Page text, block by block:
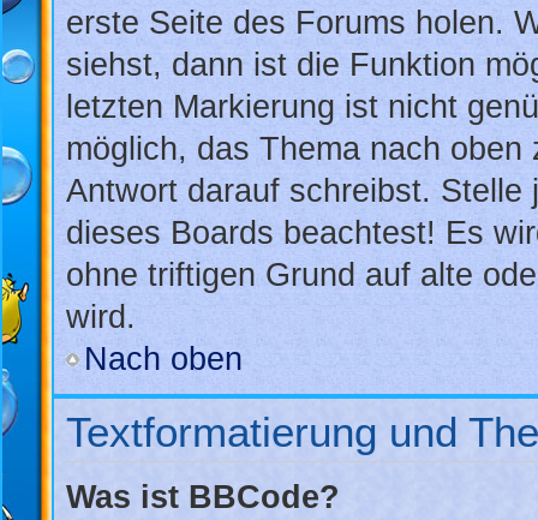
erste Seite des Forums holen.
siehst, dann ist die Funktion
letzten Markierung ist nicht
möglich, das Thema nach
Antwort darauf schreibst.
dieses Boards beachtest! Es
ohne triftigen Grund auf alte
wird.
Nach oben
Textformatierung und
Was ist BBCode?